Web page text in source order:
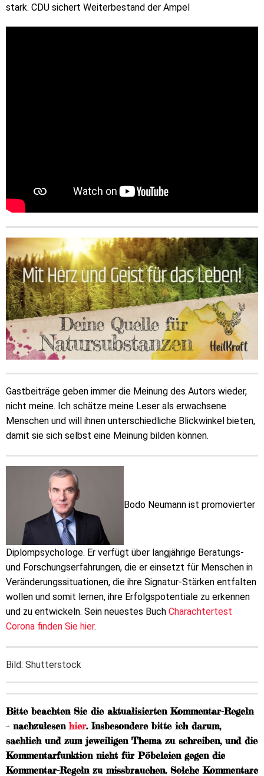
stark. CDU sichert Weiterbestand der Ampel
Gastbeiträge geben immer die Meinung des Autors wieder,
nicht meine. Ich schätze meine Leser als erwachsene
Menschen und will ihnen unterschiedliche Blickwinkel bieten,
damit sie sich selbst eine Meinung bilden können.
Bodo Neumann ist promovierter
Diplompsychologe. Er verfügt über langjährige Beratungs-
und Forschungserfahrungen, die er einsetzt für Menschen in
Veränderungssituationen, die ihre Signatur-Stärken entfalten
wollen und somit lernen, ihre Erfolgspotentiale zu erkennen
und zu entwickeln. Sein neuestes Buch Charachtertest
Corona finden Sie hier.
Bild: Shutterstock
Bitte beachten Sie die aktualisierten Kommentar-Regeln
– nachzulesenhier. Insbesondere bitte ich darum,
sachlich und zum jeweiligen Thema zu schreiben, und die
Kommentarfunktion nicht für Pöbeleien gegen die
Kommentar-Regeln zu missbrauchen. Solche Kommentare